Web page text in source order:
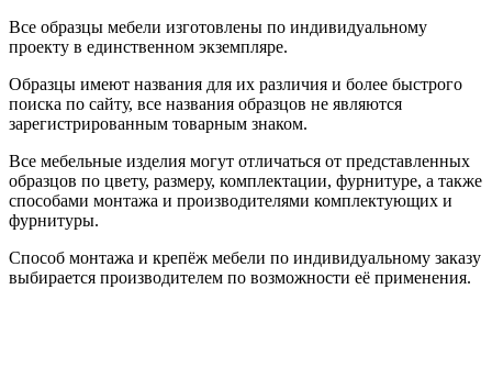
Все образцы мебели изготовлены по индивидуальному
проекту в единственном экземпляре.
Образцы имеют названия для их различия и более быстрого
поиска по сайту, все названия образцов не являются
зарегистрированным товарным знаком.
Все мебельные изделия могут отличаться от представленных
образцов по цвету, размеру, комплектации, фурнитуре, а также
способами монтажа и производителями комплектующих и
фурнитуры.
Способ монтажа и крепёж мебели по индивидуальному заказу
выбирается производителем по возможности её применения.